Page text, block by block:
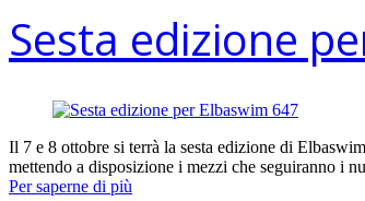
Sesta edizione
Il 7 e 8 ottobre si terrà la sesta edizione di
mettendo a disposizione i mezzi che seguiranno i
Per saperne di più